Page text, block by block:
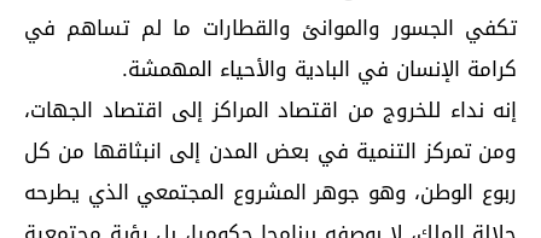
تكفي الجسور والموانئ والقطارات ما لم تساهم في
كرامة الإنسان في البادية والأحياء المهمشة.
إنه نداء للخروج من اقتصاد المراكز إلى اقتصاد الجهات،
ومن تمركز التنمية في بعض المدن إلى انبثاقها من كل
ربوع الوطن، وهو جوهر المشروع المجتمعي الذي يطرحه